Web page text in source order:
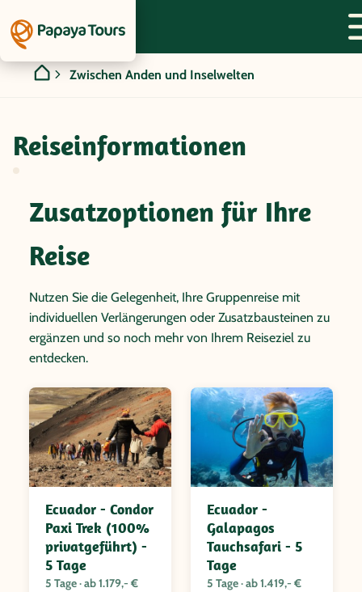
Zwischen Anden und Inselwelten
Reiseinformationen
Zusatzoptionen für Ihre
Reise
Nutzen Sie die Gelegenheit, Ihre Gruppenreise mit
individuellen Verlängerungen oder Zusatzbausteinen zu
ergänzen und so noch mehr von Ihrem Reiseziel zu
entdecken.
Ecuador - Condor
Paxi Trek (100%
privatgeführt) -
5 Tage
5 Tage · ab 1.179,- €
Ecuador -
Galapagos
Tauchsafari - 5
Tage
5 Tage · ab 1.419,- €